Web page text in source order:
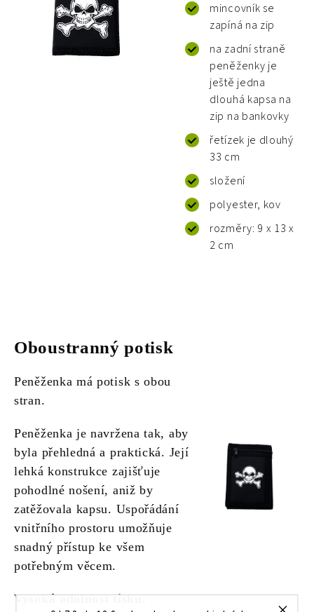
mincovník se
zapíná na zip
na zadní straně
peněženky je
ještě jedna
dlouhá kapsa na
zip na bankovky
řetízek je dlouhý
33 cm
složení
polyester, kov
rozměry: 9 x 13 x
2 cm
Oboustranný potisk
Peněženka má potisk s obou
stran.
Peněženka je navržena tak, aby
byla přehledná a praktická. Její
lehká konstrukce zajišťuje
pohodlné nošení, aniž by
zatěžovala kapsu. Uspořádání
vnitřního prostoru umožňuje
snadný přístup ke všem
potřebným věcem.
Vysoká odolnost tisku.